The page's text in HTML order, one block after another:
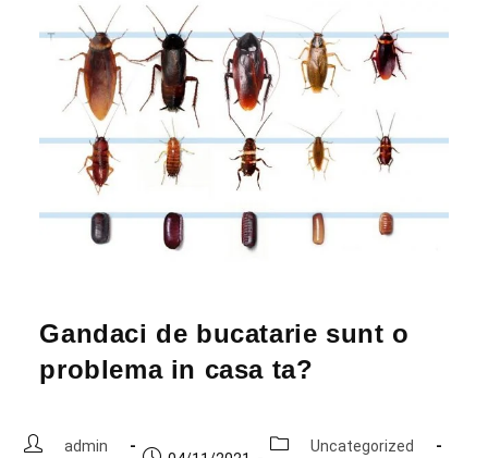
Gandaci de bucatarie sunt o
problema in casa ta?
admin Uncategorized